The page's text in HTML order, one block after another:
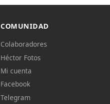
COMUNIDAD
Colaboradores
Héctor Fotos
Mi cuenta
Facebook
Telegram